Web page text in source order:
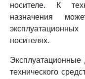
носителе. К
назначения
носителях.
технического